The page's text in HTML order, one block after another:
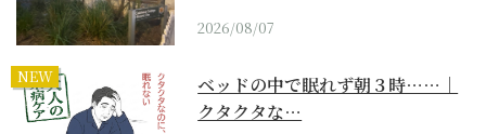
2026/08/07
NEW
ベッドの中で眠れず朝３時……｜
クタクタな…